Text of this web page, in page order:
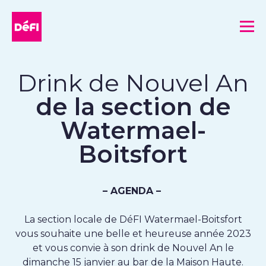
Drink de Nouvel An
de la section de
Watermael-
Boitsfort
– AGENDA –
La section locale de DéFI Watermael-Boitsfort
vous souhaite une belle et heureuse année 2023
et vous convie à son drink de Nouvel An le
dimanche 15 janvier au bar de la Maison Haute.